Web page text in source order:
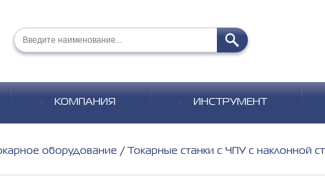
КОМПАНИЯ ИНСТРУМЕНТ
оборудование Токарные станки с ЧПУ с наклонной